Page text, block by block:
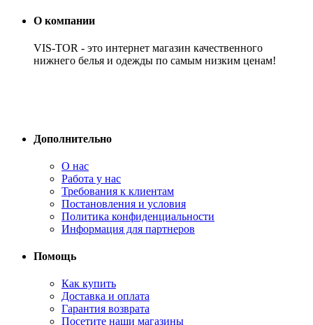
О компании
VIS-TOR - это интернет магазин качественного
нижнего белья и одежды по самым низким ценам!
Дополнительно
О нас
Работа у нас
Требования к клиентам
Постановления и условия
Политика конфиденциальности
Информация для партнеров
Помощь
Как купить
Доставка и оплата
Гарантия возврата
Посетите наши магазины